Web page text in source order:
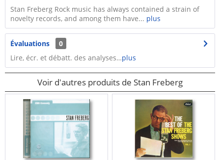
Stan Freberg Rock music has always contained a strain of
novelty records, and among them have... plus
Évaluations
0
Lire, écr. et débatt. des analyses…plus
Voir d'autres produits de Stan Freberg